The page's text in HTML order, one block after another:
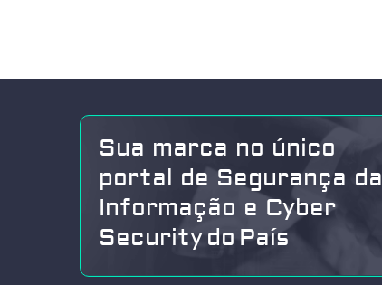
Sua marca no único
portal de Segurança da
Informação e Cyber
Security do País